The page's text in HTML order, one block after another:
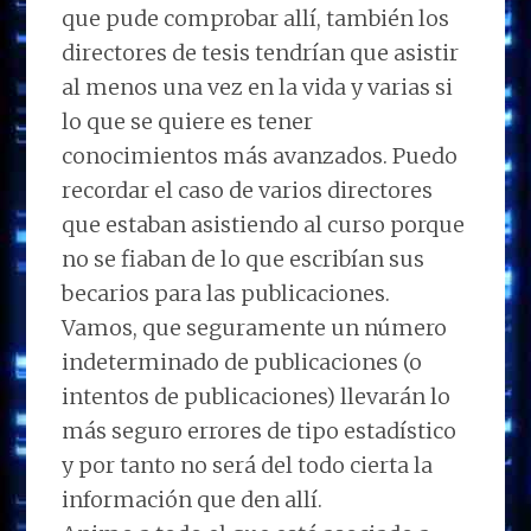
que pude comprobar allí, también los
directores de tesis tendrían que asistir
al menos una vez en la vida y varias si
lo que se quiere es tener
conocimientos más avanzados. Puedo
recordar el caso de varios directores
que estaban asistiendo al curso porque
no se fiaban de lo que escribían sus
becarios para las publicaciones.
Vamos, que seguramente un número
indeterminado de publicaciones (o
intentos de publicaciones) llevarán lo
más seguro errores de tipo estadístico
y por tanto no será del todo cierta la
información que den allí.